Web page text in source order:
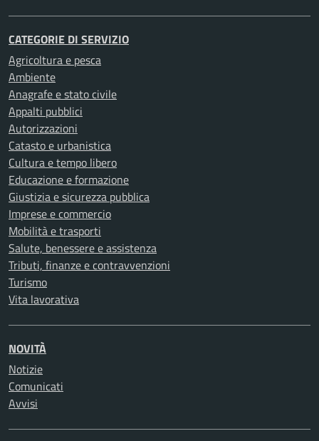
CATEGORIE DI SERVIZIO
Agricoltura e pesca
Ambiente
Anagrafe e stato civile
Appalti pubblici
Autorizzazioni
Catasto e urbanistica
Cultura e tempo libero
Educazione e formazione
Giustizia e sicurezza pubblica
Imprese e commercio
Mobilità e trasporti
Salute, benessere e assistenza
Tributi, finanze e contravvenzioni
Turismo
Vita lavorativa
NOVITÀ
Notizie
Comunicati
Avvisi